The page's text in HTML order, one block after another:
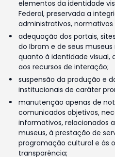
elementos da identidade
Federal, preservada a
administrativos, normativos
adequação dos portais,
do Ibram e de seus museus
quanto à identidade visual,
aos recursos de interação;
suspensão da produção e
institucionais de caráter
manutenção apenas de
comunicados objetivos,
informativos, relacionados
museus, à prestação de
programação cultural e às
transparência;